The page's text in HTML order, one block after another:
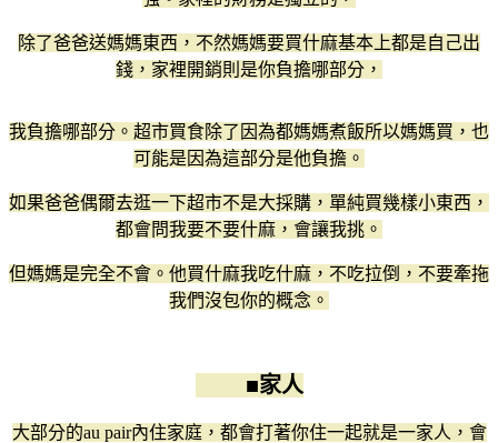
除了爸爸送媽媽東西，不然媽媽要買什麻基本上都是自己出
錢，家裡開銷則是你負擔哪部分，
我負擔哪部分。超市買食除了因為都媽媽煮飯所以媽媽買，也
可能是因為這部分是他負擔。
如果爸爸偶爾去逛一下超市不是大採購，單純買幾樣小東西，
都會問我要不要什麻，會讓我挑。
但媽媽是完全不會。他買什麻我吃什麻，不吃拉倒，不要牽拖
我們沒包你的概念。
■家人
大部分的au pair內住家庭，都會打著你住一起就是一家人，會